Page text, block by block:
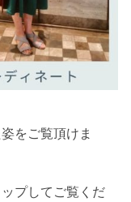
をご覧頂けま
プしてご覧くだ